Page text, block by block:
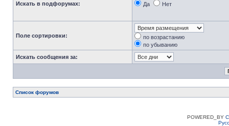
Искать в подфорумах: Да Нет
Поле сортировки:
по возрастанию
по убыванию
Искать сообщения за:
Список форумов
POWERED_BY